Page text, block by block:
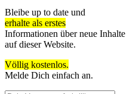
Bleibe up to date und
erhalte als erstes
Informationen über neue Inhalte
auf dieser Website.
Völlig kostenlos.
Melde Dich einfach an.